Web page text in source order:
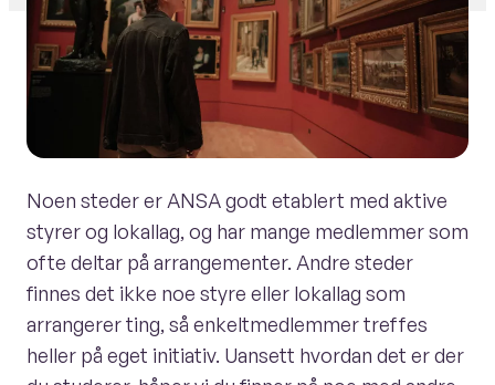
Noen steder er ANSA godt etablert med aktive
styrer og lokallag, og har mange medlemmer som
ofte deltar på arrangementer. Andre steder
finnes det ikke noe styre eller lokallag som
arrangerer ting, så enkeltmedlemmer treffes
heller på eget initiativ. Uansett hvordan det er der